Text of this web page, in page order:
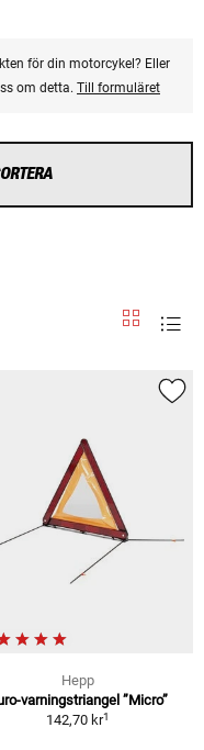
för din motorcykel? Eller
om detta. Till formuläret
Hepp
varningstriangel ”Micro”
142,70 kr1